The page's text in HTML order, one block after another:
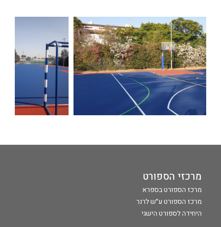
מרכזי הספורט
מרכז הספורט בספרא
מרכז הספורט ע״ש לרנר
היחידה לספורט הישגי